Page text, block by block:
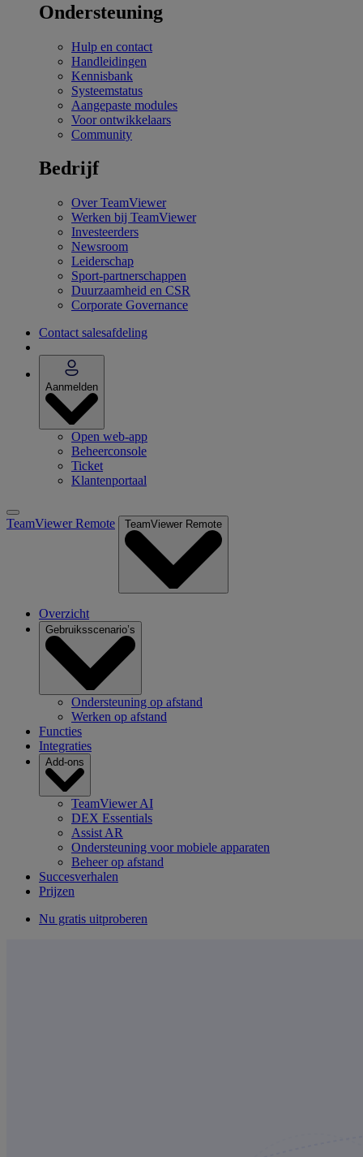
Ondersteuning
Hulp en contact
Handleidingen
Kennisbank
Systeemstatus
Aangepaste modules
Voor ontwikkelaars
Community
Bedrijf
Over TeamViewer
Werken bij TeamViewer
Investeerders
Newsroom
Leiderschap
Sport-partnerschappen
Duurzaamheid en CSR
Corporate Governance
Contact salesafdeling
Aanmelden
Open web-app
Beheerconsole
Ticket
Klantenportaal
TeamViewer Remote TeamViewer Remote
Overzicht
Gebruiksscenario’s
Ondersteuning op afstand
Werken op afstand
Functies
Integraties
Add-ons
TeamViewer AI
DEX Essentials
Assist AR
Ondersteuning voor mobiele apparaten
Beheer op afstand
Succesverhalen
Prijzen
Nu gratis uitproberen